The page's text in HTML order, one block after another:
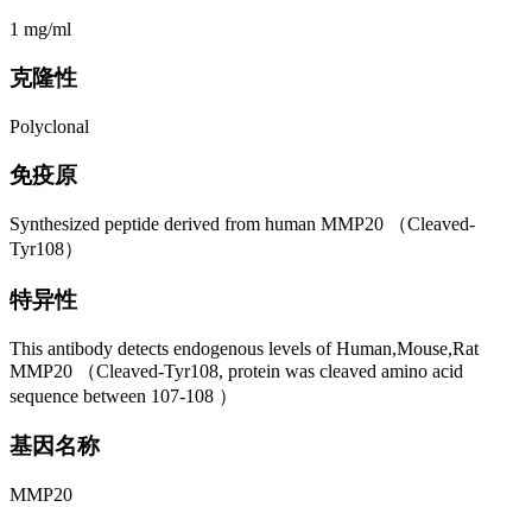
1 mg/ml
克隆性
Polyclonal
免疫原
Synthesized peptide derived from human MMP20 （Cleaved-
Tyr108）
特异性
This antibody detects endogenous levels of Human,Mouse,Rat
MMP20 （Cleaved-Tyr108, protein was cleaved amino acid
sequence between 107-108 ）
基因名称
MMP20